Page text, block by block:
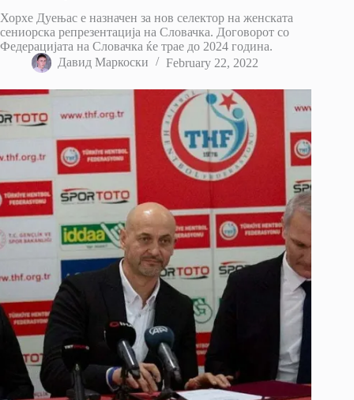
Хорхе Дуењас е назначен за нов селектор на женската
сениорска репрезентација на Словачка. Договорот со
Федерацијата на Словачка ќе трае до 2024 година.
Давид Маркоски
February 22, 2022